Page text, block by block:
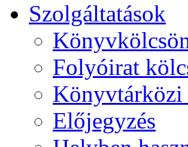
Szolgáltatások
Folyóirat
Könyvtárközi
Előjegyzés